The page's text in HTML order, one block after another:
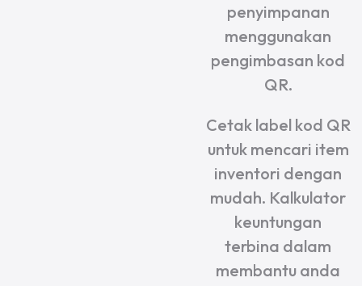
penyimpanan
menggunakan
pengimbasan kod
QR.
Cetak label kod QR
untuk mencari item
inventori dengan
mudah. Kalkulator
keuntungan
terbina dalam
membantu anda